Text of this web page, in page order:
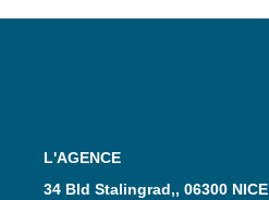
EN
L'AGENCE
34 Bld Stalingrad,, 06300 NICE